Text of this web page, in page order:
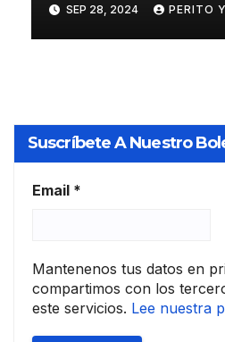
SEP 28, 2024 PERITO
Suscríbete A Nuestro
Email *
Mantenenos tus datos en
compartimos con los
este servicios. Lee nuestra